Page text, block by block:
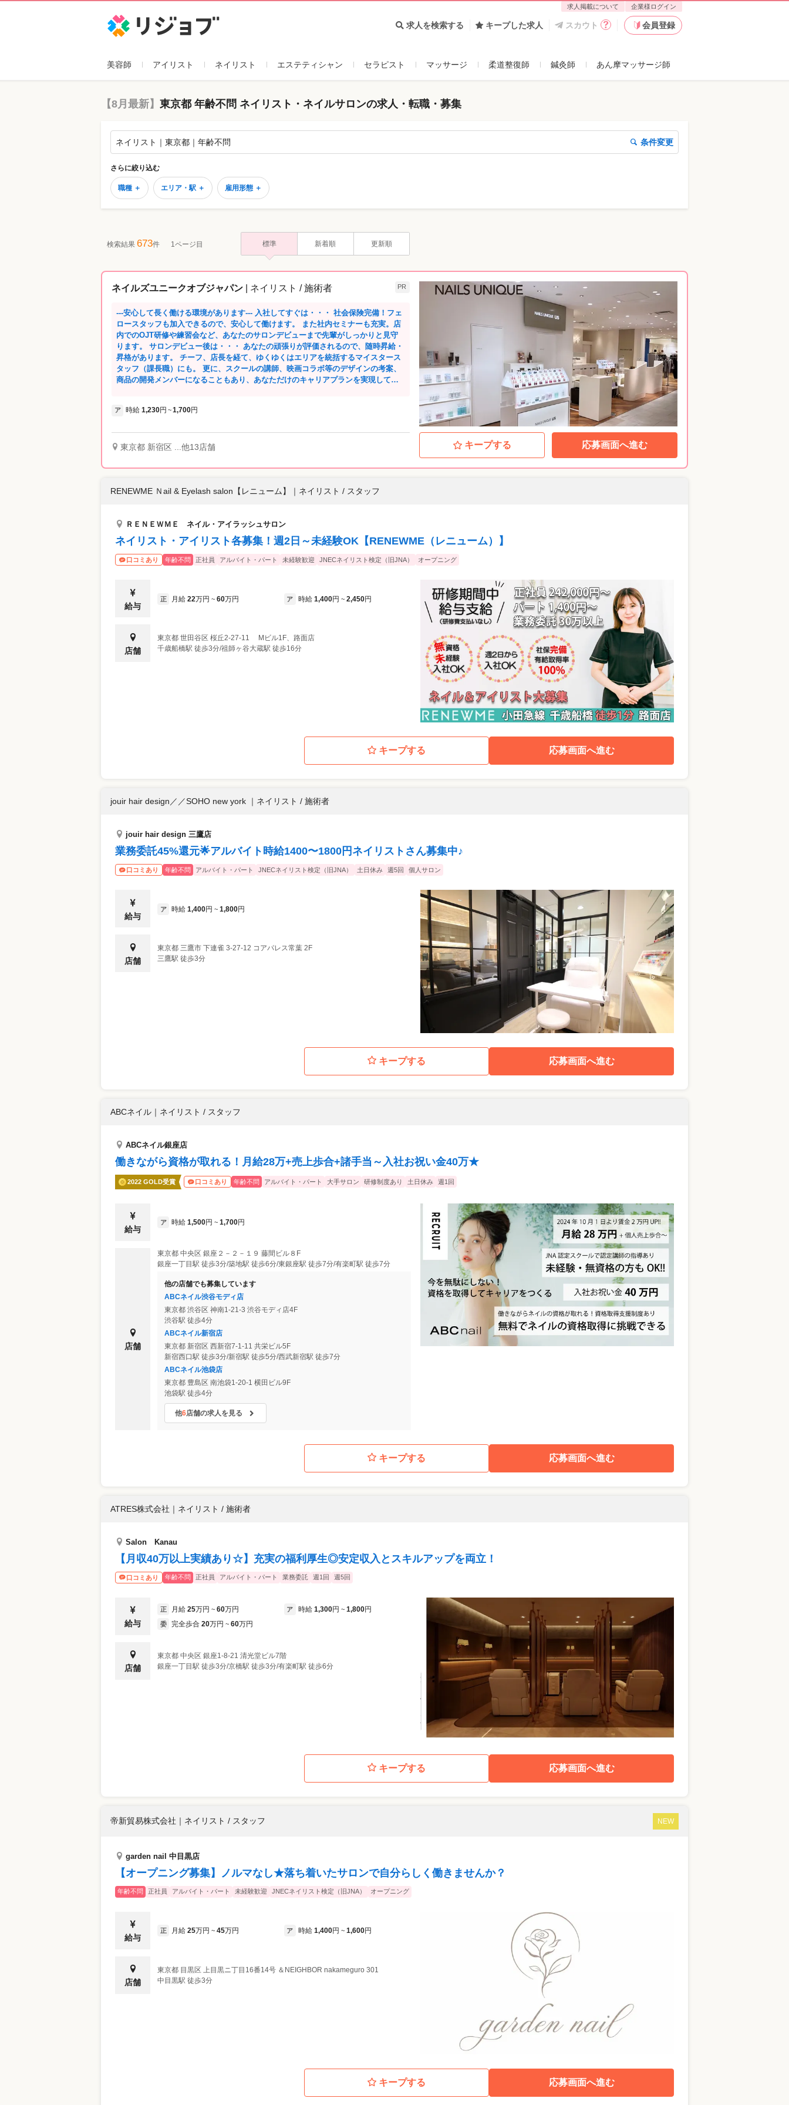
求人掲載について 企業様ログイン
求人を検索する キープした求人 スカウト 会員登録
美容師 アイリスト ネイリスト エステティシャン セラピスト マッサージ 柔道整復師 鍼灸師 あん摩マッサージ師
【8月最新】 東京都 年齢不問 ネイリスト・ネイルサロンの求人・転職・募集
ネイリスト｜東京都｜年齢不問 条件変更
さらに絞り込む
職種 ＋ エリア・駅 ＋ 雇用形態 ＋
検索結果 673件 1ページ目 標準 新着順 更新順
ネイルズユニークオブジャパン | ネイリスト / 施術者 PR
---安心して長く働ける環境があります--- 入社してすぐは・・・ 社会保険完備！フェ
ロースタッフも加入できるので、安心して働けます。 また社内セミナーも充実。店
内でのOJT研修や練習会など、あなたのサロンデビューまで先輩がしっかりと見守
ります。 サロンデビュー後は・・・ あなたの頑張りが評価されるので、随時昇給・
昇格があります。 チーフ、店長を経て、ゆくゆくはエリアを統括するマイスタース
タッフ（課長職）にも。 更に、スクールの講師、映画コラボ等のデザインの考案、
商品の開発メンバーになることもあり、あなただけのキャリアプランを実現してく
会・チーフ会・スタッフ会（全体会議）を年数回実施し、 全国スタッフが集まって
やミーティングもあるので、 他のお店のタッフと交流の機会があります。 スクール
を活用し、仲良くなったスタッフと一緒に練習なんてことも。 1人で頑張るのではな
である直営スクールでは、空いた時間を利用してスタッフ同士の練習が可能。 サロ
定講師と一緒に勉強しましょう！ ---ネイルズユニークのプライベートブランド--- ◎
発。 ネイルポリッシュカラー全104色、ネイルケアアイテム30品目展開中。 自社ブ
ランドの商品を使用して施術ができるのは、ネイルズユニークならでは。 将来、商
品開発に携わることも…。 商品をたくさんの方に使ってもらえるよう、会社を上げ
て取り組んでいるので、 販売を頑張っているスタッフに商品のプレゼントもありま
のは、 充実した独自のセミナーがたくさんあるから！ 未経験の方もブランクのある
方も、基礎から学べるセミナーがあるので安心♪ ・新人向けセミナー 未経験の方で
策セミナー 検定試験・コンテスト出場対策もバッチリ！ ネイリストとしての更なる
ステップアップにつなげることが出来ます。 ・日本のネイル業界のトップネイリス
プリ受賞者も社内に在籍。対策セミナーも活用していただけます。 ★…スクール講
師 スクールも運営している当社だからこそ！将来は、「スクール講師」になれるチ
ア 時給 1,230円 ~1,700円
東京都 新宿区 ...他13店舗 キープする 応募画面へ進む
RENEWME Ｎail & Eyelash salon【レニューム】 ｜ ネイリスト / スタッフ
ＲＥＮＥＷＭＥ ネイル・アイラッシュサロン
ネイリスト・アイリスト各募集！週2日～未経験OK【RENEWME（レニューム）】
口コミあり 年齢不問 正社員 アルバイト・パート 未経験歓迎 JNECネイリスト検定（旧JNA） オープニング
給与
正 月給 22万円 ~ 60万円 ア 時給 1,400円 ~ 2,450円
店舗
東京都 世田谷区 桜丘2-27-11 Mビル1F、路面店
千歳船橋駅 徒歩3分/祖師ヶ谷大蔵駅 徒歩16分
キープする 応募画面へ進む
jouir hair design／／SOHO new york ｜ ネイリスト / 施術者
jouir hair design 三鷹店
業務委託45%還元🌟アルバイト時給1400〜1800円ネイリストさん募集中♪
口コミあり 年齢不問 アルバイト・パート JNECネイリスト検定（旧JNA） 土日休み 週5回 個人サロン
給与
ア 時給 1,400円 ~ 1,800円
店舗
東京都 三鷹市 下連雀 3-27-12 コアパレス常葉 2F
三鷹駅 徒歩3分
キープする 応募画面へ進む
ABCネイル ｜ ネイリスト / スタッフ
ABCネイル銀座店
働きながら資格が取れる！月給28万+売上歩合+諸手当～入社お祝い金40万★
2022 GOLD受賞 口コミあり 年齢不問 アルバイト・パート 大手サロン 研修制度あり 土日休み 週1回
給与
ア 時給 1,500円 ~ 1,700円
店舗
東京都 中央区 銀座２－２－１９ 藤間ビル８F
銀座一丁目駅 徒歩3分/築地駅 徒歩6分/東銀座駅 徒歩7分/有楽町駅 徒歩7分
他の店舗でも募集しています
ABCネイル渋谷モディ店
東京都 渋谷区 神南1-21-3 渋谷モディ店4F
渋谷駅 徒歩4分
ABCネイル新宿店
東京都 新宿区 西新宿7-1-11 共栄ビル5F
新宿西口駅 徒歩3分/新宿駅 徒歩5分/西武新宿駅 徒歩7分
ABCネイル池袋店
東京都 豊島区 南池袋1-20-1 横田ビル9F
池袋駅 徒歩4分
他6店舗の求人を見る
キープする 応募画面へ進む
ATRES株式会社 ｜ ネイリスト / 施術者
Salon Kanau
【月収40万以上実績あり☆】充実の福利厚生◎安定収入とスキルアップを両立！
口コミあり 年齢不問 正社員 アルバイト・パート 業務委託 週1回 週5回
給与
正 月給 25万円 ~ 60万円 ア 時給 1,300円 ~ 1,800円
委 完全歩合 20万円 ~ 60万円
店舗
東京都 中央区 銀座1-8-21 清光堂ビル7階
銀座一丁目駅 徒歩3分/京橋駅 徒歩3分/有楽町駅 徒歩6分
キープする 応募画面へ進む
NEW
帝新貿易株式会社 ｜ ネイリスト / スタッフ
garden nail 中目黒店
【オープニング募集】ノルマなし★落ち着いたサロンで自分らしく働きませんか？
年齢不問 正社員 アルバイト・パート 未経験歓迎 JNECネイリスト検定（旧JNA） オープニング
給与
正 月給 25万円 ~ 45万円 ア 時給 1,400円 ~ 1,600円
店舗
東京都 目黒区 上目黒ニ丁目16番14号 ＆NEIGHBOR nakameguro 301
中目黒駅 徒歩3分
キープする 応募画面へ進む